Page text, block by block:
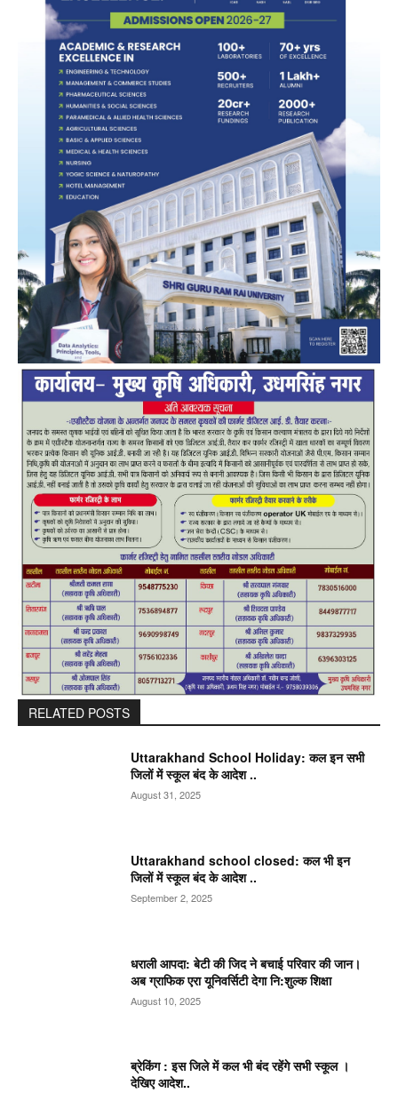
RELATED POSTS
Uttarakhand School Holiday: कल इन सभी
जिलों में स्कूल बंद के आदेश ..
August 31, 2025
Uttarakhand school closed: कल भी इन
जिलों में स्कूल बंद के आदेश ..
September 2, 2025
धराली आपदा: बेटी की जिद ने बचाई परिवार की जान।
अब ग्राफिक एरा यूनिवर्सिटी देगा नि:शुल्क शिक्षा
August 10, 2025
ब्रेकिंग : इस जिले में कल भी बंद रहेंगे सभी स्कूल ।
देखिए आदेश..